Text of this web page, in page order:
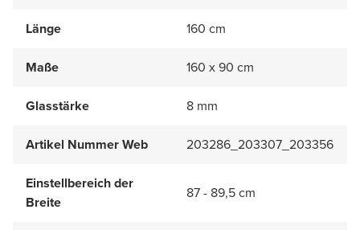
Länge 160 cm
Maße 160 x 90 cm
Glasstärke 8 mm
Artikel Nummer Web 203286_203307_203356
Einstellbereich der
Breite
87 - 89,5 cm